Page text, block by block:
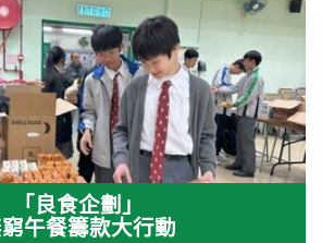
「良食企劃」
午餐籌款大行動